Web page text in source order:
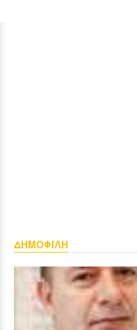
ΔΗΜΟΦΙΛΗ